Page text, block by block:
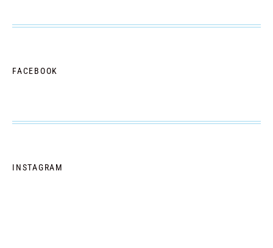
FACEBOOK
INSTAGRAM